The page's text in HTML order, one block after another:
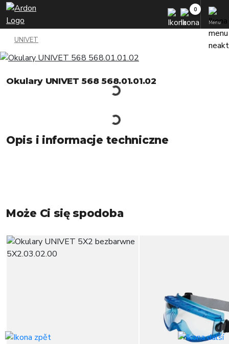
Menu
UNIVET
Okulary UNIVET 568 568.01.01.02
Opis i informacje techniczne
Może Ci się spodoba